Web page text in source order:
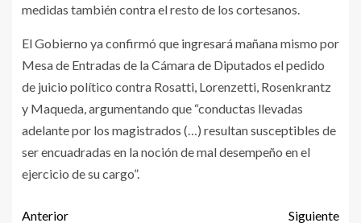
medidas también contra el resto de los cortesanos.
El Gobierno ya confirmó que ingresará mañana mismo por
Mesa de Entradas de la Cámara de Diputados el pedido
de juicio político contra Rosatti, Lorenzetti, Rosenkrantz
y Maqueda, argumentando que “conductas llevadas
adelante por los magistrados (…) resultan susceptibles de
ser encuadradas en la noción de mal desempeño en el
ejercicio de su cargo”.
Anterior
Siguiente